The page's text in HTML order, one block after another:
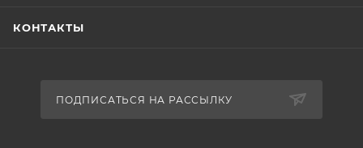
КОНТАКТЫ
ПОДПИСАТЬСЯ НА РАССЫЛКУ